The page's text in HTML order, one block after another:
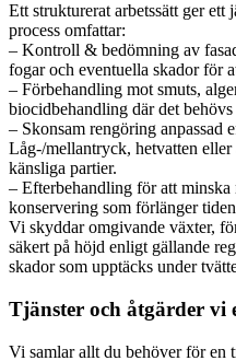
Ett strukturerat arbetssätt ger
process omfattar:
– Kontroll & bedömning av
fogar och eventuella skador för
– Förbehandling mot smuts,
biocidbehandling där det
– Skonsam rengöring anpassad
Låg-/mellantryck, hetvatten eller
känsliga partier.
– Efterbehandling för att
konservering som förlänger
Vi skyddar omgivande växter,
säkert på höjd enligt gällande
skador som upptäcks under
Tjänster och åtgärder vi
Vi samlar allt du behöver för en